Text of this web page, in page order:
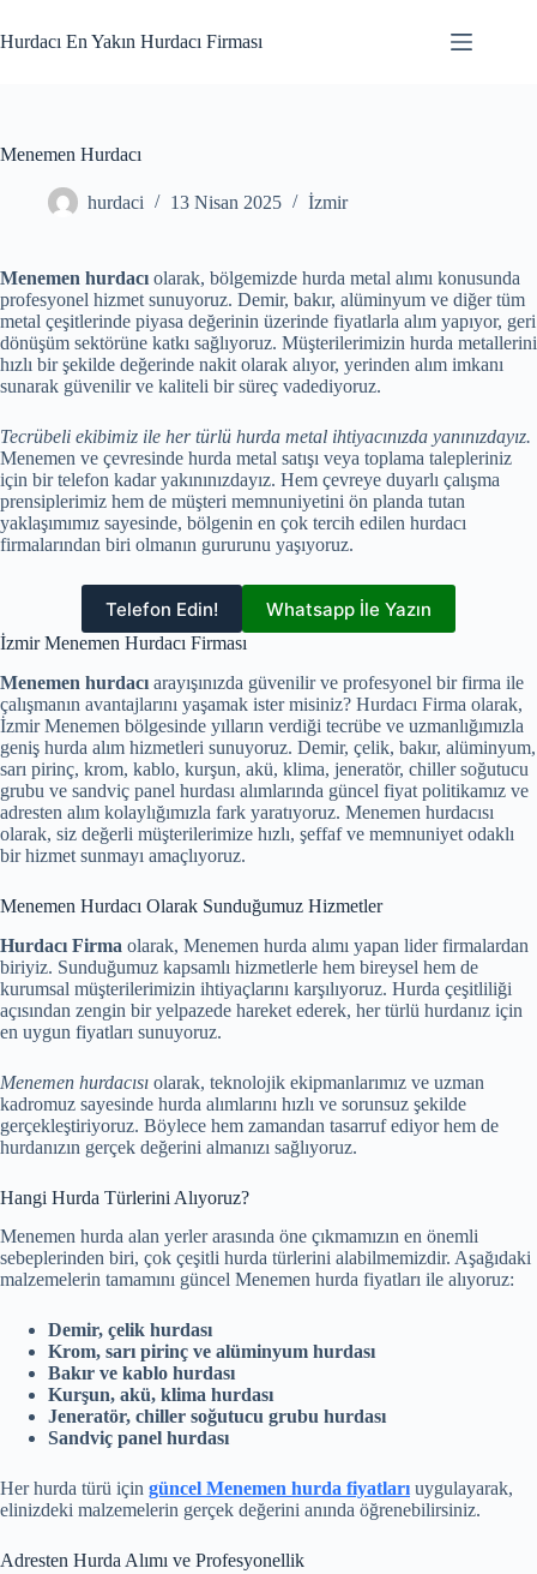
to
content
Hurdacı En Yakın Hurdacı Firması
Menemen Hurdacı
hurdaci 13 Nisan 2025 İzmir
Menemen hurdacı olarak, bölgemizde hurda metal alımı konusunda
profesyonel hizmet sunuyoruz. Demir, bakır, alüminyum ve diğer tüm
metal çeşitlerinde piyasa değerinin üzerinde fiyatlarla alım yapıyor, geri
dönüşüm sektörüne katkı sağlıyoruz. Müşterilerimizin hurda metallerini
hızlı bir şekilde değerinde nakit olarak alıyor, yerinden alım imkanı
sunarak güvenilir ve kaliteli bir süreç vadediyoruz.
Tecrübeli ekibimiz ile her türlü hurda metal ihtiyacınızda yanınızdayız.
Menemen ve çevresinde hurda metal satışı veya toplama talepleriniz
için bir telefon kadar yakınınızdayız. Hem çevreye duyarlı çalışma
prensiplerimiz hem de müşteri memnuniyetini ön planda tutan
yaklaşımımız sayesinde, bölgenin en çok tercih edilen hurdacı
firmalarından biri olmanın gururunu yaşıyoruz.
Telefon Edin! Whatsapp İle Yazın
İzmir Menemen Hurdacı Firması
Menemen hurdacı arayışınızda güvenilir ve profesyonel bir firma ile
çalışmanın avantajlarını yaşamak ister misiniz? Hurdacı Firma olarak,
İzmir Menemen bölgesinde yılların verdiği tecrübe ve uzmanlığımızla
geniş hurda alım hizmetleri sunuyoruz. Demir, çelik, bakır, alüminyum,
sarı pirinç, krom, kablo, kurşun, akü, klima, jeneratör, chiller soğutucu
grubu ve sandviç panel hurdası alımlarında güncel fiyat politikamız ve
adresten alım kolaylığımızla fark yaratıyoruz. Menemen hurdacısı
olarak, siz değerli müşterilerimize hızlı, şeffaf ve memnuniyet odaklı
bir hizmet sunmayı amaçlıyoruz.
Menemen Hurdacı Olarak Sunduğumuz Hizmetler
Hurdacı Firma olarak, Menemen hurda alımı yapan lider firmalardan
biriyiz. Sunduğumuz kapsamlı hizmetlerle hem bireysel hem de
kurumsal müşterilerimizin ihtiyaçlarını karşılıyoruz. Hurda çeşitliliği
açısından zengin bir yelpazede hareket ederek, her türlü hurdanız için
en uygun fiyatları sunuyoruz.
Menemen hurdacısı olarak, teknolojik ekipmanlarımız ve uzman
kadromuz sayesinde hurda alımlarını hızlı ve sorunsuz şekilde
gerçekleştiriyoruz. Böylece hem zamandan tasarruf ediyor hem de
hurdanızın gerçek değerini almanızı sağlıyoruz.
Hangi Hurda Türlerini Alıyoruz?
Menemen hurda alan yerler arasında öne çıkmamızın en önemli
sebeplerinden biri, çok çeşitli hurda türlerini alabilmemizdir. Aşağıdaki
malzemelerin tamamını güncel Menemen hurda fiyatları ile alıyoruz:
Demir, çelik hurdası
Krom, sarı pirinç ve alüminyum hurdası
Bakır ve kablo hurdası
Kurşun, akü, klima hurdası
Jeneratör, chiller soğutucu grubu hurdası
Sandviç panel hurdası
Her hurda türü için güncel Menemen hurda fiyatları uygulayarak,
elinizdeki malzemelerin gerçek değerini anında öğrenebilirsiniz.
Adresten Hurda Alımı ve Profesyonellik